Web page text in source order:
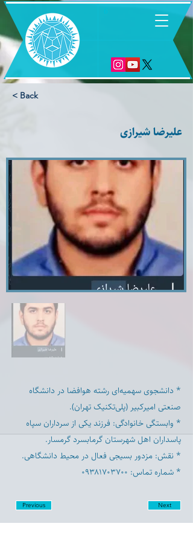
< Back
علیرضا شیرازی
* دانشجوی سهمیه‌ای رشته هوافضا در دانشگاه
صنعتی امیرکبیر (پلی‌تکنیک تهران).
* وابستگی خانوادگی: فرزند یکی از سرداران سپاه
پاسداران اهل شهرستان گرمابسرد گرمسار.
* نقش: مزدور بسیجی فعال در محیط دانشگاهی.
* شماره تماس: ۰۹۳۸۱۷۰۳۷۰۰
Previous Next